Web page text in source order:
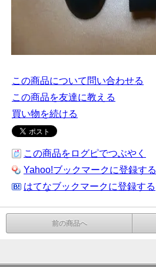
この商品について問い合わせる
この商品を友達に教える
買い物を続ける
この商品をログピでつぶやく
Yahoo!ブックマークに登録する
はてなブックマークに登録する
前の商品へ